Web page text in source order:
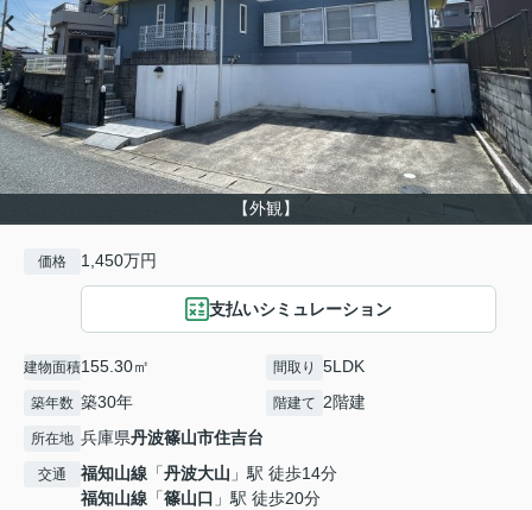
【外観】
価格 1,450万円
支払いシミュレーション
建物面積155.30㎡ 間取り 5LDK
築年数 築30年 階建て 2階建
所在地 兵庫県丹波篠山市住吉台
交通 福知山線 「丹波大山 」駅 徒歩14分
福知山線 「篠山口 」駅 徒歩20分